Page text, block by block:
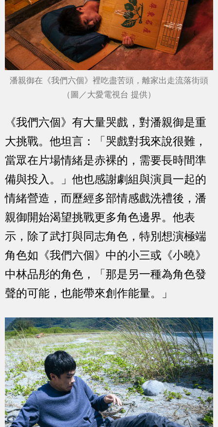
潘親御在《我們六個》裡吃盡苦頭，離家出走流落街頭
（圖／大愛電視台 提供）
《我們六個》有大量哭戲，對潘親御是重
大挑戰。他坦言：「哭戲對我來說很難，
當眾在片場情緒是赤裸的，需要長時間準
備與投入。」他也感謝劇組與演員一起的
情緒營造，而歷經多部情感戲洗禮後，潘
親御開始渴望挑戰更多角色邊界。他表
示，除了武打與同志角色，特別想演極端
角色如《我們六個》中的小三或《小曉》
中林品彤的角色，「那是另一種為角色發
聲的可能，也能帶來創作能量。」